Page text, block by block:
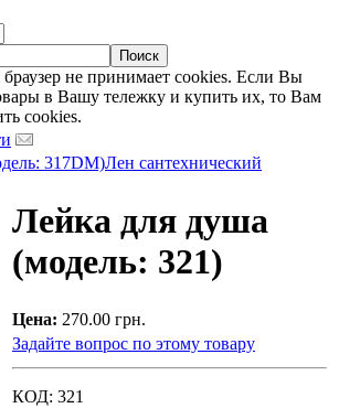
не принимает cookies. Если Вы
в Вашу тележку и купить их, то Вам
cookies.
317DM)Лен сантехнический
Лейка для душа
(модель: 321)
Цена: 270.00 грн.
Задайте вопрос по этому товару
КОД: 321